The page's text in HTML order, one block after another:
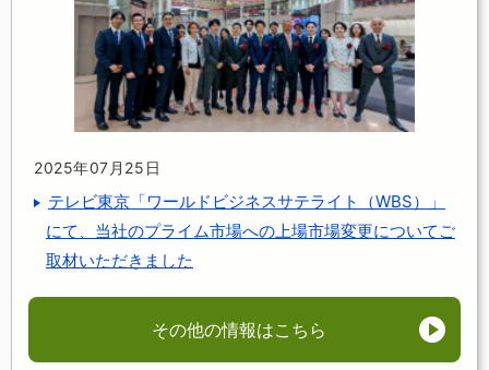
2025年07月25日
テレビ東京「ワールドビジネスサテライト（WBS）」
にて、当社のプライム市場への上場市場変更についてご
取材いただきました
その他の情報はこちら